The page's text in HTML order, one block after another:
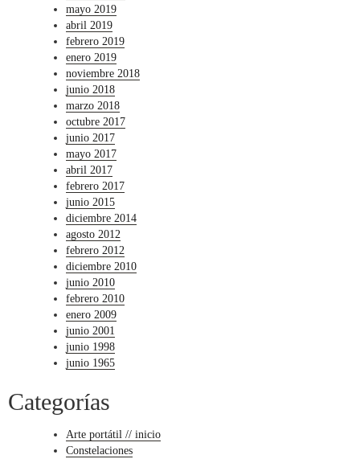
mayo 2019
abril 2019
febrero 2019
enero 2019
noviembre 2018
junio 2018
marzo 2018
octubre 2017
junio 2017
mayo 2017
abril 2017
febrero 2017
junio 2015
diciembre 2014
agosto 2012
febrero 2012
diciembre 2010
junio 2010
febrero 2010
enero 2009
junio 2001
junio 1998
junio 1965
Categorías
Arte portátil // inicio
Constelaciones